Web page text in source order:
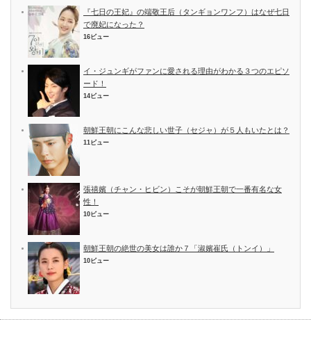
『七日の王妃』の端敬王后（タンギョンワンフ）はなぜ七日
で廃妃になった？
16ビュー
イ・ジュンギがファンに愛される理由がわかる３つのエピソ
ード！
14ビュー
朝鮮王朝にこんな悲しい世子（セジャ）が５人もいたとは？
11ビュー
張禧嬪（チャン・ヒビン）こそが朝鮮王朝で一番有名な女
性！
10ビュー
朝鮮王朝の絶世の美女は誰か７「淑嬪崔氏（トンイ）」
10ビュー